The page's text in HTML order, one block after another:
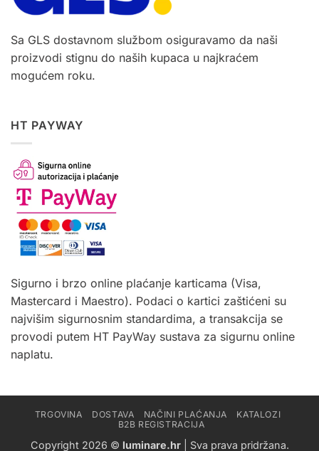
Sa GLS dostavnom službom osiguravamo da naši
proizvodi stignu do naših kupaca u najkraćem
mogućem roku.
HT PAYWAY
Sigurno i brzo online plaćanje karticama (Visa,
Mastercard i Maestro). Podaci o kartici zaštićeni su
najvišim sigurnosnim standardima, a transakcija se
provodi putem HT PayWay sustava za sigurnu online
naplatu.
TRGOVINA DOSTAVA NAČINI PLAĆANJA
KATALOZI
B2B REGISTRACIJA
Copyright 2026 © luminare.hr| Sva prava pridržana.